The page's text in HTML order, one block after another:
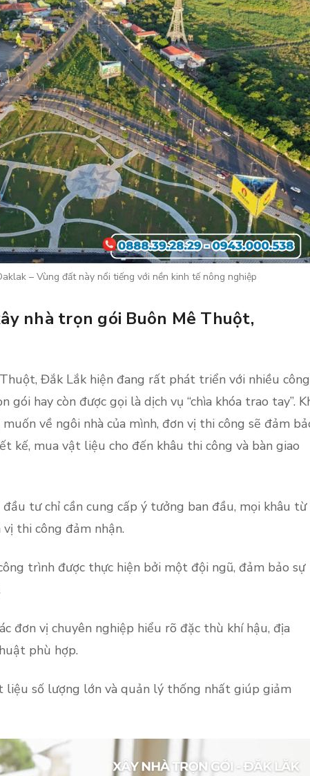
– Vùng đất này nổi tiếng với nền kinh tế nông nghiệp
nhà trọn gói Buôn Mê Thuột,
Đắk Lắk hiện đang rất phát triển với nhiều công
hay còn được gọi là dịch vụ “chìa khóa trao tay”.
về ngôi nhà của mình, đơn vị thi công sẽ đảm
kế, mua vật liệu cho đến khâu thi công và bàn giao
tư chỉ cần cung cấp ý tưởng ban đầu, mọi khâu từ
thi công đảm nhận.
trình được thực hiện bởi một đội ngũ, đảm bảo sự
đơn vị chuyên nghiệp hiểu rõ đặc thù khí hậu, địa
phù hợp.
liệu số lượng lớn và quản lý thống nhất giúp giảm